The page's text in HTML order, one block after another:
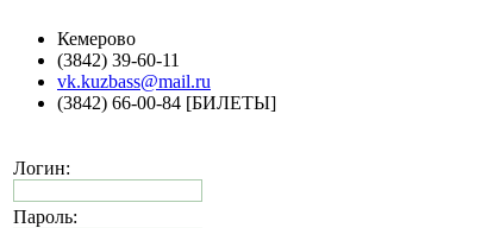
Кемерово
(3842) 39-60-11
vk.kuzbass@mail.ru
(3842) 66-00-84 [БИЛЕТЫ]
Логин:
Пароль: